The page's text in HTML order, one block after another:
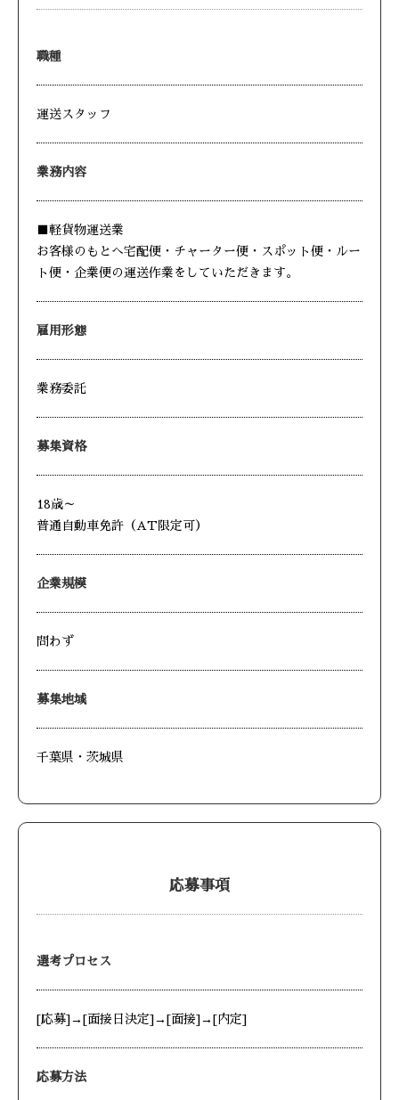
職種
運送スタッフ
業務内容
■軽貨物運送業
お客様のもとへ宅配便・チャーター便・スポット便・ルー
ト便・企業便の運送作業をしていただきます。
雇用形態
業務委託
募集資格
18歳～
普通自動車免許（AT限定可）
企業規模
問わず
募集地域
千葉県・茨城県
応募事項
選考プロセス
[応募]→[面接日決定]→[面接]→[内定]
応募方法